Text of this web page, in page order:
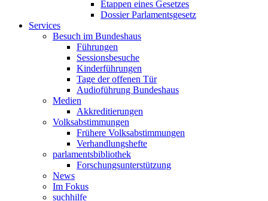
Etappen eines Gesetzes
Dossier Parlamentsgesetz
Services
Besuch im Bundeshaus
Führungen
Sessionsbesuche
Kinderführungen
Tage der offenen Tür
Audioführung Bundeshaus
Medien
Akkreditierungen
Volksabstimmungen
Frühere Volksabstimmungen
Verhandlungshefte
parlamentsbibliothek
Forschungsunterstützung
News
Im Fokus
suchhilfe